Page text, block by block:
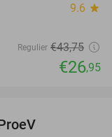
9.6 star
Regulier €43,75
€26,95